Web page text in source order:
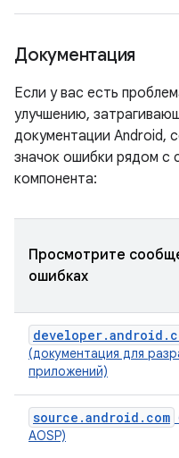
Документация
Если у вас есть
улучшению,
документации Android,
значок ошибки рядом
компонента:
Просмотрите
ошибках
(документация для
приложений)
source.android.com
AOSP)